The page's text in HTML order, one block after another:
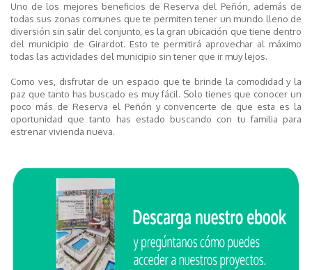
Uno de los mejores beneficios de Reserva del Peñón, además de
todas sus zonas comunes que te permiten tener un mundo lleno de
diversión sin salir del conjunto, es la gran ubicación que tiene dentro
del municipio de Girardot. Esto te permitirá aprovechar al máximo
todas las actividades del municipio sin tener que ir muy lejos.
Como ves, disfrutar de un espacio que te brinde la comodidad y la
paz que tanto has buscado es muy fácil. Solo tienes que conocer un
poco más de Reserva el Peñón y convencerte de que esta es la
oportunidad que tanto has estado buscando con tu familia para
estrenar vivienda nueva.